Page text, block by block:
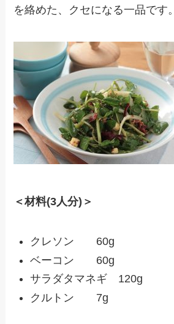
を絡めた、クセになる一品です。
＜材料(3人分)＞
クレソン 60g
ベーコン 60g
サラダタマネギ 120g
クルトン 7g